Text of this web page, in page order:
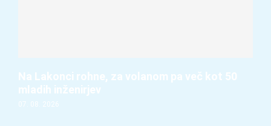
Na Lakonci rohne, za volanom pa več kot 50
mladih inženirjev
07. 08. 2026